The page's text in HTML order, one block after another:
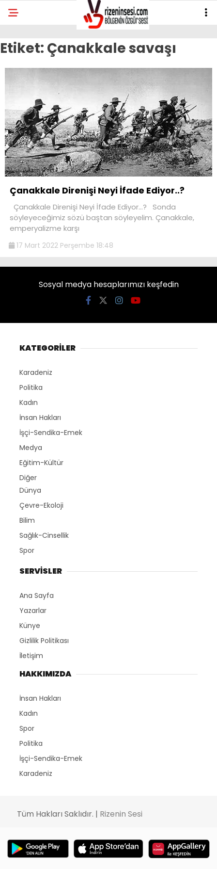
Etiket: Çanakkale savaşı
Çanakkale Direnişi Neyi İfade Ediyor..?
Çanakkale Direnişi Neyi İfade Ediyor…? Sonda
söyleyeceğimiz sözü baştan söyleyelim. Çanakkale,
emperyalizme karşı
17 Mart 2022 Perşembe 18:48
Sosyal medya hesaplarımızı keşfedin
KATEGORİLER
Karadeniz
Politika
Kadın
İnsan Hakları
İşçi-Sendika-Emek
Medya
Eğitim-Kültür
Diğer
Dünya
Çevre-Ekoloji
Bilim
Sağlık-Cinsellik
Spor
SERVİSLER
Ana Sayfa
Yazarlar
Künye
Gizlilik Politikası
İletişim
HAKKIMIZDA
İnsan Hakları
Kadın
Spor
Politika
İşçi-Sendika-Emek
Karadeniz
Tüm Hakları Saklıdır. | Rizenin Sesi